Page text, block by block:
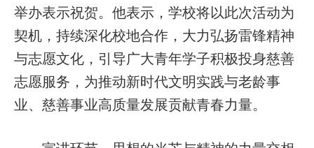
举办表示祝贺。他表示，学校将以此次活动为
契机，持续深化校地合作，大力弘扬雷锋精神
与志愿文化，引导广大青年学子积极投身慈善
志愿服务，为推动新时代文明实践与老龄事
业、慈善事业高质量发展贡献青春力量。